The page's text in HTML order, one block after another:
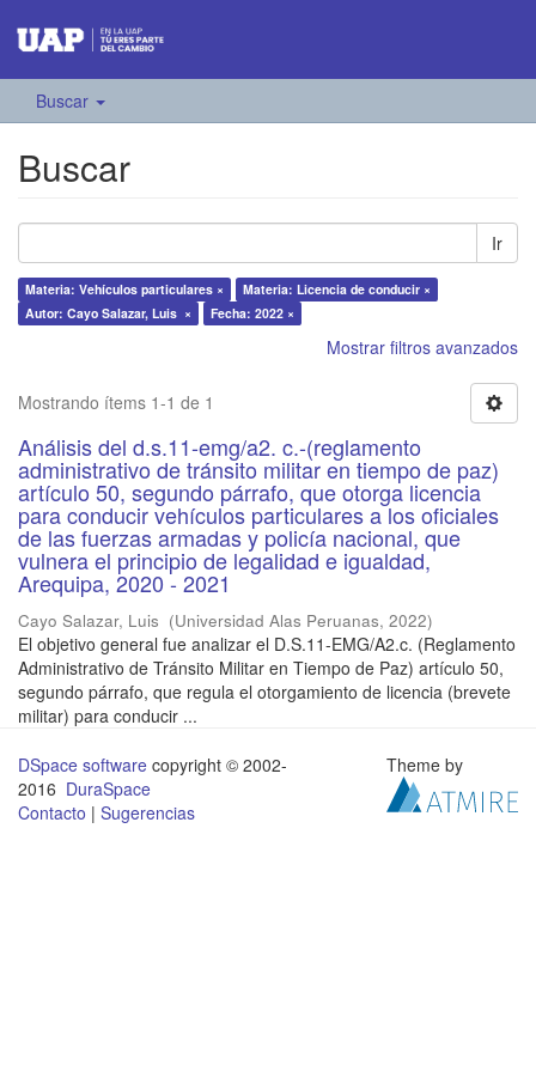
Buscar
Buscar
Ir
Materia: Vehículos particulares ×
Materia: Licencia de conducir ×
Autor: Cayo Salazar, Luis ×
Fecha: 2022 ×
Mostrar filtros avanzados
Mostrando ítems 1-1 de 1
Análisis del d.s.11-emg/a2. c.-(reglamento
administrativo de tránsito militar en tiempo de paz)
artículo 50, segundo párrafo, que otorga licencia
para conducir vehículos particulares a los oficiales
de las fuerzas armadas y policía nacional, que
vulnera el principio de legalidad e igualdad,
Arequipa, 2020 - 2021
Cayo Salazar, Luis (Universidad Alas Peruanas, 2022)
El objetivo general fue analizar el D.S.11-EMG/A2.c. (Reglamento
Administrativo de Tránsito Militar en Tiempo de Paz) artículo 50,
segundo párrafo, que regula el otorgamiento de licencia (brevete
militar) para conducir ...
DSpace software copyright © 2002-
2016 DuraSpace
Contacto | Sugerencias
Theme by